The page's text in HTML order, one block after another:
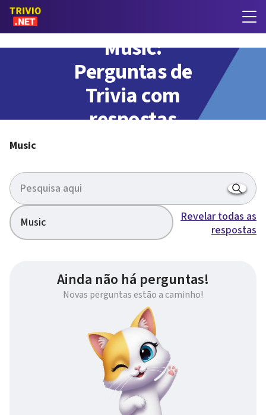
Music:
Perguntas de
Trivia com
respostas
Music
Music
Revelar todas as
respostas
Ainda não há perguntas!
Novas perguntas estão a caminho!